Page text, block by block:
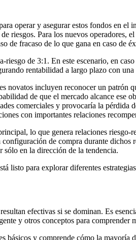
operar y asegurar estos fondos en
riesgos. Para los nuevos
de fracaso de lo que gana en caso de
de 3:1. En este escenario, en
rentabilidad a largo plazo con
novatos incluyen reconocer un
de que el mercado alcance
comerciales y provocaría la pérdida
con importantes relaciones
lo que genera relaciones
de compra durante
sólo en la dirección de la tendencia.
listo para explorar diferentes
efectivas si se dominan. Es
y otros conceptos para comprender
básicos y comprende cómo la